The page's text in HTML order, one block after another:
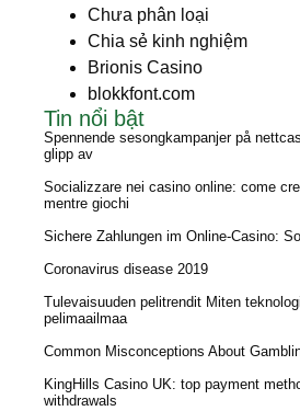
Chưa phân loại
Chia sẻ kinh nghiệm
Brionis Casino
blokkfont.com
Tin nổi bật
Spennende sesongkampanjer på
glipp av
Socializzare nei casino online: come
mentre giochi
Sichere Zahlungen im Online-Casino:
Coronavirus disease 2019
Tulevaisuuden pelitrendit Miten
pelimaailmaa
Common Misconceptions About
KingHills Casino UK: top payment
withdrawals